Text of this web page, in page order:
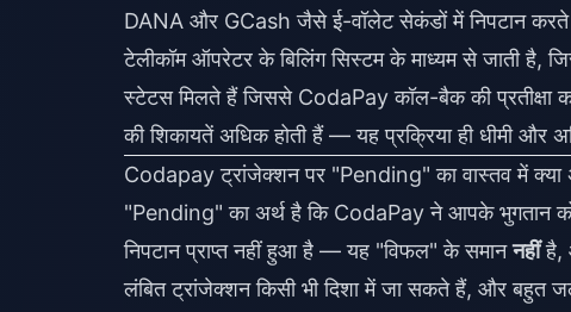
DANA और GCash जैसे ई-वॉलेट सेकंडों में निपटान
टेलीकॉम ऑपरेटर के बिलिंग सिस्टम के माध्यम से जाती है,
स्टेटस मिलते हैं जिससे CodaPay कॉल-बैक की प्रतीक्षा
की शिकायतें अधिक होती हैं — यह प्रक्रिया ही धीमी और
Codapay ट्रांजेक्शन पर "Pending" का वास्तव में क्या
"Pending" का अर्थ है कि CodaPay ने आपके भुगतान
निपटान प्राप्त नहीं हुआ है — यह "विफल" के समाननहींहै,
लंबित ट्रांजेक्शन किसी भी दिशा में जा सकते हैं, और बहुत